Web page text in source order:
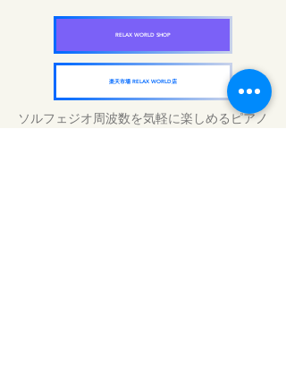
RELAX WORLD SHOP
楽天市場 RELAX WORLD店
ソルフェジオ周波数を気軽に楽しめるピアノ